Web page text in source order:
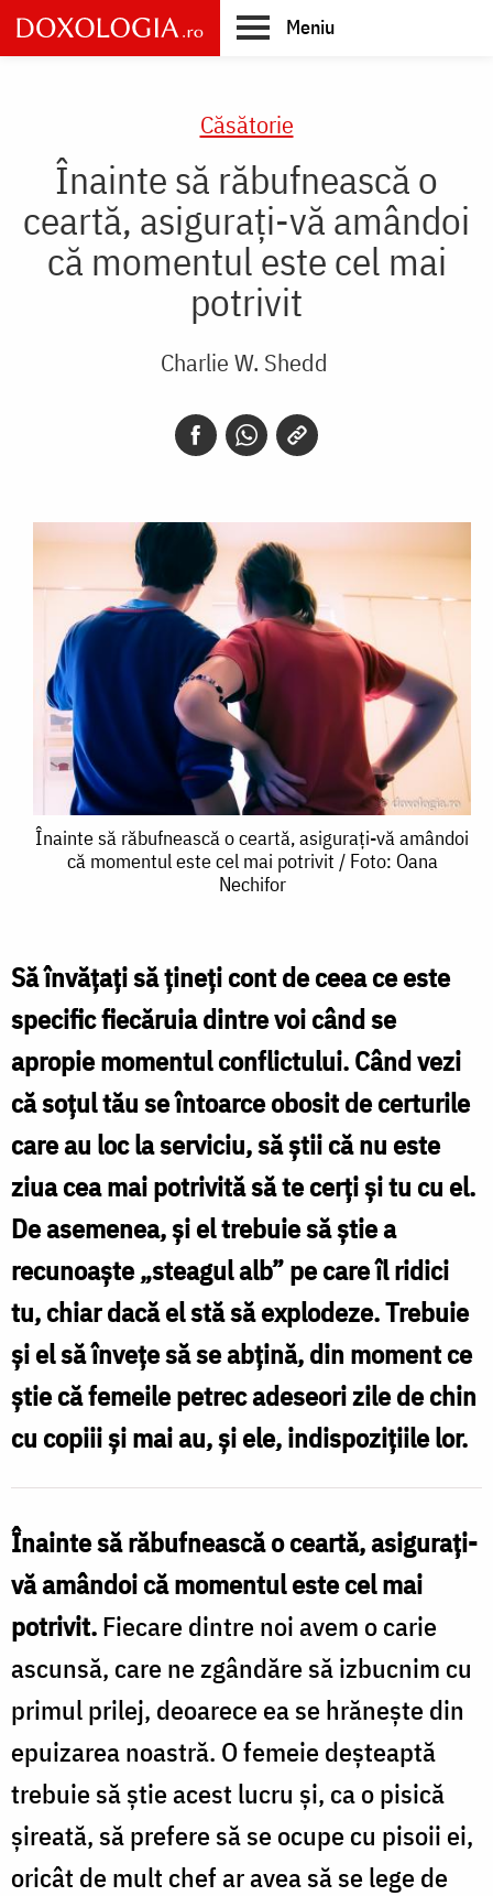
Skip
to
main
Meniu
Căsătorie
Înainte să răbufnească o
ceartă, asigurați-vă amândoi
că momentul este cel mai
potrivit
Charlie W. Shedd
Înainte
ceartă,
asigurați-
vă
amândoi
că
momentul
este
cel
mai
potrivit
/
Foto:
Oana
Nechifor
Înainte să răbufnească o ceartă, asigurați-vă amândoi
că momentul este cel mai potrivit / Foto: Oana
Nechifor
Să învăţaţi să ţineţi cont de ceea ce este
specific fiecăruia dintre voi când se
apropie momentul conflictului. Când vezi
că soţul tău se întoarce obosit de certurile
care au loc la serviciu, să ştii că nu este
ziua cea mai potrivită să te cerţi şi tu cu el.
De asemenea, şi el trebuie să ştie a
recunoaşte „steagul alb” pe care îl ridici
tu, chiar dacă el stă să explodeze. Trebuie
şi el să înveţe să se abţină, din moment ce
ştie că femeile petrec adeseori zile de chin
cu copiii şi mai au, şi ele, indispoziţiile lor.
Înainte să răbufnească o ceartă, asiguraţi-
vă amândoi că momentul este cel mai
potrivit.Fiecare dintre noi avem o carie
ascunsă, care ne zgândăre să izbucnim cu
primul prilej, deoarece ea se hrăneşte din
epuizarea noastră. O femeie deşteaptă
trebuie să ştie acest lucru şi, ca o pisică
şireată, să prefere să se ocupe cu pisoii ei,
oricât de mult chef ar avea să se lege de